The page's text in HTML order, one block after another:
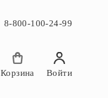
8-800-100-24-99
Корзина Войти